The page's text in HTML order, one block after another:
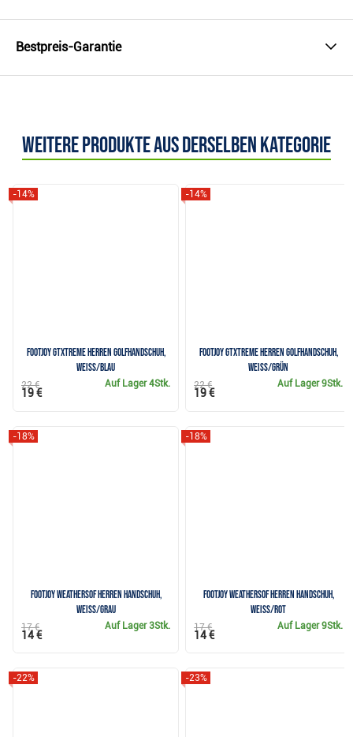
Bestpreis-Garantie
Weitere Produkte aus derselben Kategorie
FootJoy GTxtreme Herren Golfhandschuh,
weiss/blau
-14%
Auf Lager4Stk.
22 €
19 €
FootJoy GTxtreme Herren Golfhandschuh,
weiss/grün
-14%
Auf Lager9Stk.
22 €
19 €
FootJoy WeatherSof Herren Handschuh,
weiss/grau
-18%
Auf Lager3Stk.
17 €
14 €
FootJoy WeatherSof Herren Handschuh,
weiss/rot
-18%
Auf Lager9Stk.
17 €
14 €
-22% -23%